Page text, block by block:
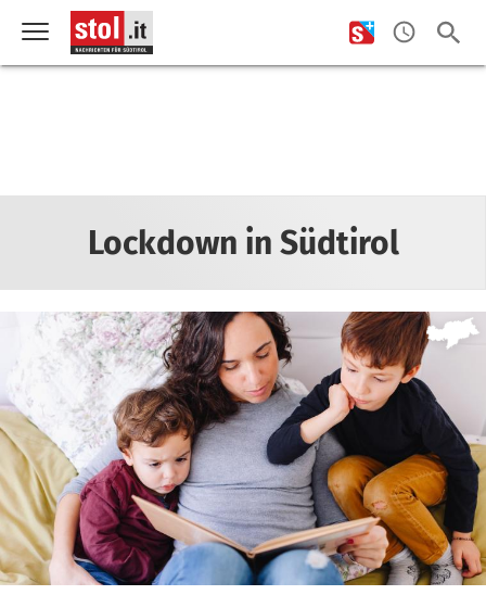
Lockdown in Südtirol